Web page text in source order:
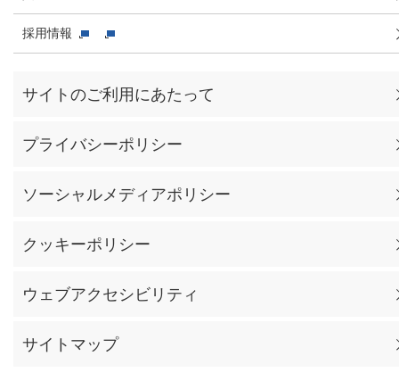
採用情報
サイトのご利用にあたって
プライバシーポリシー
ソーシャルメディアポリシー
クッキーポリシー
ウェブアクセシビリティ
サイトマップ